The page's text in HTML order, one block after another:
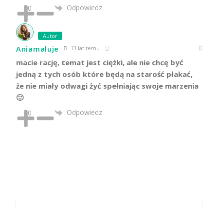
0 Odpowiedz
Autor
Aniamaluje 13 lat temu
macie rację, temat jest ciężki, ale nie chcę być
jedną z tych osób które będą na starość płakać,
że nie miały odwagi żyć spełniając swoje marzenia
🙂
0 Odpowiedz